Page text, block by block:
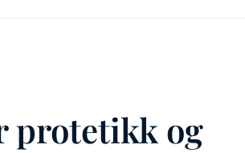
protetikk og